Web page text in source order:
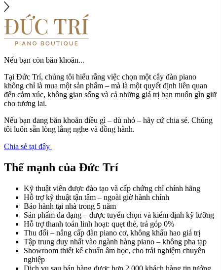
Nếu bạn còn băn khoăn...
Tại Đức Trí, chúng tôi hiểu rằng việc chọn một cây đàn piano
không chỉ là mua một sản phẩm – mà là một quyết định liên quan
đến cảm xúc, không gian sống và cả những giá trị bạn muốn gìn giữ
cho tương lai.
Nếu bạn đang băn khoăn điều gì – dù nhỏ – hãy cứ chia sẻ. Chúng
tôi luôn sẵn lòng lắng nghe và đồng hành.
Chia sẻ tại đây
Thế mạnh của Đức Trí
Kỹ thuật viên được đào tạo và cấp chứng chỉ chính hãng
Hỗ trợ kỹ thuật tận tâm – ngoài giờ hành chính
Bảo hành tại nhà trong 5 năm
Sản phẩm đa dạng – được tuyển chọn và kiểm định kỹ lưỡng
Hỗ trợ thanh toán linh hoạt: quẹt thẻ, trả góp 0%
Thu đổi – nâng cấp đàn piano cơ, không khấu hao giá trị
Tập trung duy nhất vào ngành hàng piano – không pha tạp
Showroom thiết kế chuẩn âm học, cho trải nghiệm chuyên
nghiệp